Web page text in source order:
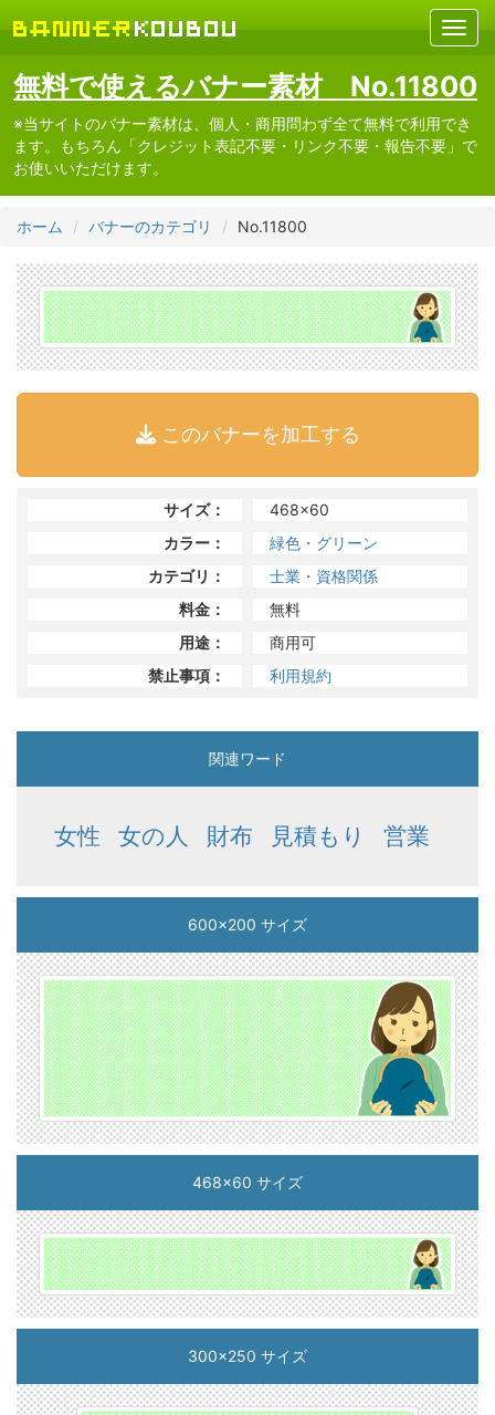
無料で使えるバナー素材 No.11800
※当サイトのバナー素材は、個人・商用問わず全て無料で利用でき
ます。もちろん「クレジット表記不要・リンク不要・報告不要」で
お使いいただけます。
ホーム バナーのカテゴリ No.11800
このバナーを加工する
サイズ：
468x60
カラー：
緑色・グリーン
カテゴリ：
士業・資格関係
料金：
無料
用途：
商用可
禁止事項：
利用規約
関連ワード
女性 女の人 財布 見積もり 営業
600x200 サイズ
468x60 サイズ
300x250 サイズ